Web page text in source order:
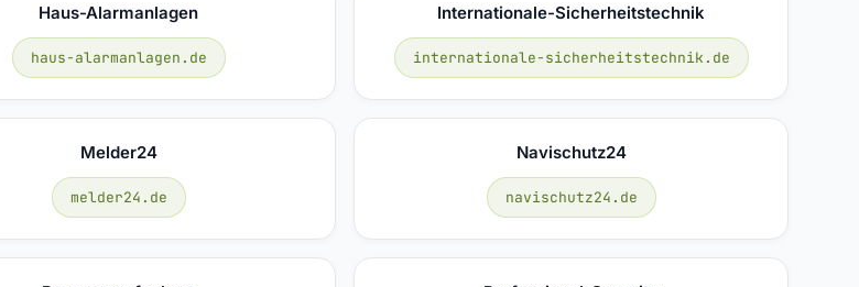
Haus-Alarmanlagen
haus-alarmanlagen.de
Internationale-Sicherheitstechnik
internationale-sicherheitstechnik.de
Melder24
melder24.de
Navischutz24
navischutz24.de